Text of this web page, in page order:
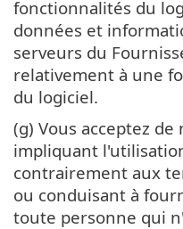
fonctionnalités du
données et
serveurs du
relativement à une
du logiciel.
(g) Vous acceptez
impliquant
contrairement aux
ou conduisant à
toute personne qui